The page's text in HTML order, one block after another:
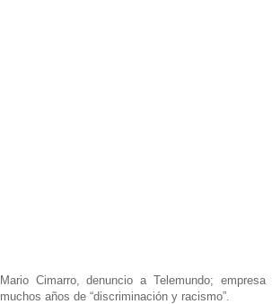
Mario Cimarro, denuncio a Telemundo;
muchos años de “discriminación y racismo”.